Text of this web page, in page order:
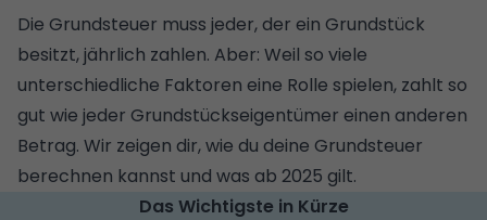
Die Grundsteuer muss jeder, der ein Grundstück
besitzt, jährlich zahlen. Aber: Weil so viele
unterschiedliche Faktoren eine Rolle spielen, zahlt so
gut wie jeder Grundstückseigentümer einen anderen
Betrag. Wir zeigen dir, wie du deine Grundsteuer
berechnen kannst und was ab 2025 gilt.
Das Wichtigste in Kürze